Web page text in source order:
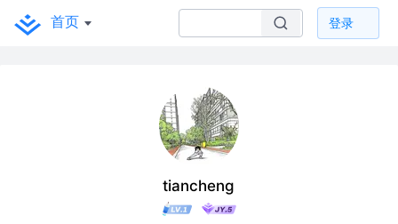
首页 登录
tiancheng